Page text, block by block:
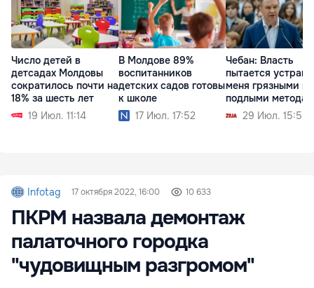
Число детей в
детсадах Молдовы
сократилось почти на
18% за шесть лет
19 Июл. 11:14
В Молдове 89%
воспитанников
детских садов готовы
к школе
17 Июл. 17:52
Чебан: Власть
пытается
меня грязными и
подлыми
29 Июл. 15:55
Infotag 17 октября 2022, 16:00 10 633
ПКРМ назвала демонтаж
палаточного городка
"чудовищным разгромом"